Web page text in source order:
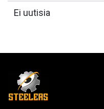
Ei uutisia